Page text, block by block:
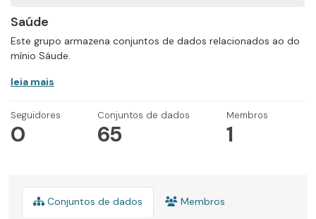
Saúde
Este grupo armazena conjuntos de dados relacionados ao do
mínio Sáude.
leia mais
Seguidores
0
Conjuntos de dados
65
Membros
1
Conjuntos de dados Membros